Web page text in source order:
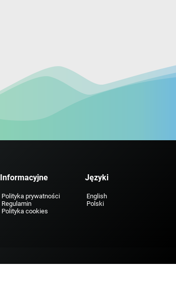
Informacyjne
Polityka prywatności
Regulamin
Polityka cookies
Języki
English
Polski